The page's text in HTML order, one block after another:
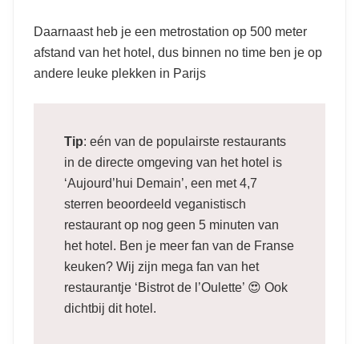
Daarnaast heb je een metrostation op 500 meter
afstand van het hotel, dus binnen no time ben je op
andere leuke plekken in Parijs
Tip: eén van de populairste restaurants
in de directe omgeving van het hotel is
‘Aujourd’hui Demain’, een met 4,7
sterren beoordeeld veganistisch
restaurant op nog geen 5 minuten van
het hotel. Ben je meer fan van de Franse
keuken? Wij zijn mega fan van het
restaurantje ‘Bistrot de l’Oulette’ 😍 Ook
dichtbij dit hotel.